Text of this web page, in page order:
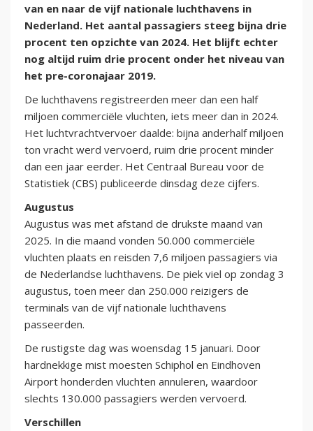
van en naar de vijf nationale luchthavens in
Nederland. Het aantal passagiers steeg bijna drie
procent ten opzichte van 2024. Het blijft echter
nog altijd ruim drie procent onder het niveau van
het pre-coronajaar 2019.
De luchthavens registreerden meer dan een half
miljoen commerciële vluchten, iets meer dan in 2024.
Het luchtvrachtvervoer daalde: bijna anderhalf miljoen
ton vracht werd vervoerd, ruim drie procent minder
dan een jaar eerder. Het Centraal Bureau voor de
Statistiek (CBS) publiceerde dinsdag deze cijfers.
Augustus
Augustus was met afstand de drukste maand van
2025. In die maand vonden 50.000 commerciële
vluchten plaats en reisden 7,6 miljoen passagiers via
de Nederlandse luchthavens. De piek viel op zondag 3
augustus, toen meer dan 250.000 reizigers de
terminals van de vijf nationale luchthavens
passeerden.
De rustigste dag was woensdag 15 januari. Door
hardnekkige mist moesten Schiphol en Eindhoven
Airport honderden vluchten annuleren, waardoor
slechts 130.000 passagiers werden vervoerd.
Verschillen